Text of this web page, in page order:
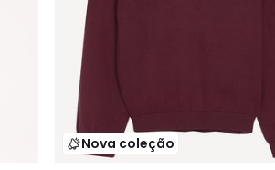
Nova coleção